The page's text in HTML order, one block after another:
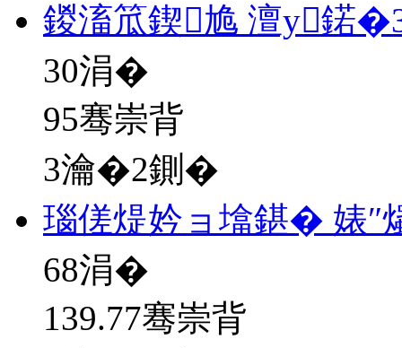
鍐滀笟鍥尯 澶у鍩
30涓�
95骞崇背
3瀹�2鍘�
瑙傞煶妗ョ墖鍖� 婊″
68涓�
139.77骞崇背